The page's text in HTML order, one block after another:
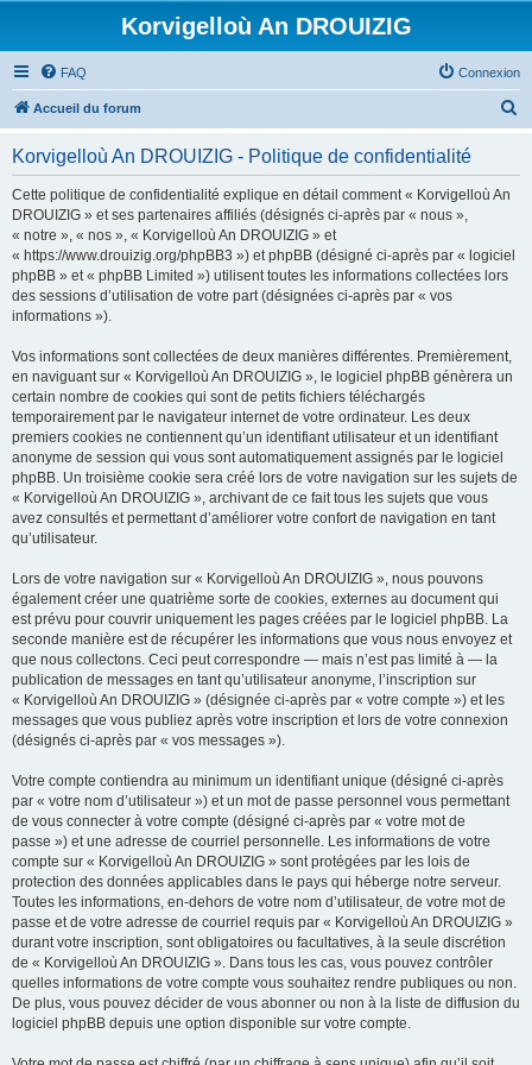
Korvigelloù An DROUIZIG
FAQ Connexion
Accueil du forum
Korvigelloù An DROUIZIG - Politique de confidentialité
Cette politique de confidentialité explique en détail comment « Korvigelloù An
DROUIZIG » et ses partenaires affiliés (désignés ci-après par « nous »,
« notre », « nos », « Korvigelloù An DROUIZIG » et
« https://www.drouizig.org/phpBB3 ») et phpBB (désigné ci-après par « logiciel
phpBB » et « phpBB Limited ») utilisent toutes les informations collectées lors
des sessions d’utilisation de votre part (désignées ci-après par « vos
informations »).
Vos informations sont collectées de deux manières différentes. Premièrement,
en naviguant sur « Korvigelloù An DROUIZIG », le logiciel phpBB génèrera un
certain nombre de cookies qui sont de petits fichiers téléchargés
temporairement par le navigateur internet de votre ordinateur. Les deux
premiers cookies ne contiennent qu’un identifiant utilisateur et un identifiant
anonyme de session qui vous sont automatiquement assignés par le logiciel
phpBB. Un troisième cookie sera créé lors de votre navigation sur les sujets de
« Korvigelloù An DROUIZIG », archivant de ce fait tous les sujets que vous
avez consultés et permettant d’améliorer votre confort de navigation en tant
qu’utilisateur.
Lors de votre navigation sur « Korvigelloù An DROUIZIG », nous pouvons
également créer une quatrième sorte de cookies, externes au document qui
est prévu pour couvrir uniquement les pages créées par le logiciel phpBB. La
seconde manière est de récupérer les informations que vous nous envoyez et
que nous collectons. Ceci peut correspondre — mais n’est pas limité à — la
publication de messages en tant qu’utilisateur anonyme, l’inscription sur
« Korvigelloù An DROUIZIG » (désignée ci-après par « votre compte ») et les
messages que vous publiez après votre inscription et lors de votre connexion
(désignés ci-après par « vos messages »).
Votre compte contiendra au minimum un identifiant unique (désigné ci-après
par « votre nom d’utilisateur ») et un mot de passe personnel vous permettant
de vous connecter à votre compte (désigné ci-après par « votre mot de
passe ») et une adresse de courriel personnelle. Les informations de votre
compte sur « Korvigelloù An DROUIZIG » sont protégées par les lois de
protection des données applicables dans le pays qui héberge notre serveur.
Toutes les informations, en-dehors de votre nom d’utilisateur, de votre mot de
passe et de votre adresse de courriel requis par « Korvigelloù An DROUIZIG »
durant votre inscription, sont obligatoires ou facultatives, à la seule discrétion
de « Korvigelloù An DROUIZIG ». Dans tous les cas, vous pouvez contrôler
quelles informations de votre compte vous souhaitez rendre publiques ou non.
De plus, vous pouvez décider de vous abonner ou non à la liste de diffusion du
logiciel phpBB depuis une option disponible sur votre compte.